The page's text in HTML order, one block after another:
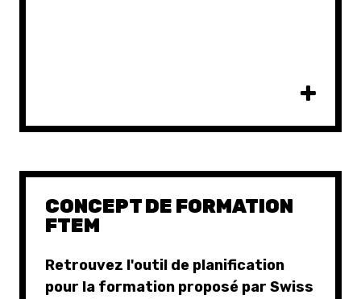
CONCEPT DE FORMATION
FTEM
Retrouvez l'outil de planification
pour la formation proposé par Swiss